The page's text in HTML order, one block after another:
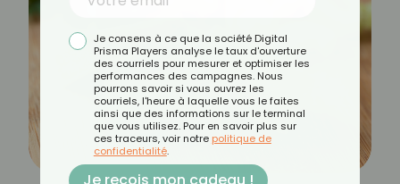
Je consens à ce que la société Digital
Prisma Players analyse le taux d'ouverture
des courriels pour mesurer et optimiser les
performances des campagnes. Nous
pourrons savoir si vous ouvrez les
courriels, l'heure à laquelle vous le faites
ainsi que des informations sur le terminal
que vous utilisez. Pour en savoir plus sur
ces traceurs, voir notre politique de
confidentialité.